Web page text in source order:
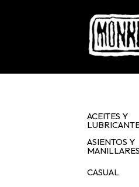
ACEITES Y
ASIENTOS Y
MANILLARES
CASUAL